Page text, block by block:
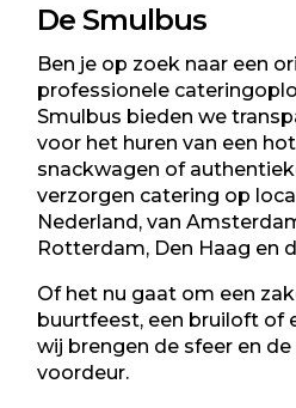
De Smulbus
Ben je op zoek naar een
professionele
Smulbus bieden we
voor het huren van een
snackwagen of
verzorgen catering op
Nederland, van
Rotterdam, Den Haag en
Of het nu gaat om een
buurtfeest, een bruiloft of
wij brengen de sfeer en
voordeur.